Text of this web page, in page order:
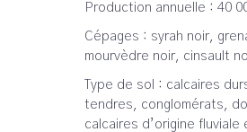
Production annuelle : 40
Cépages : syrah noir,
mourvèdre noir, cinsault
Type de sol : calcaires
tendres, conglomérats,
calcaires d’origine fluviale